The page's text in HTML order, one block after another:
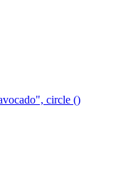
circle ()